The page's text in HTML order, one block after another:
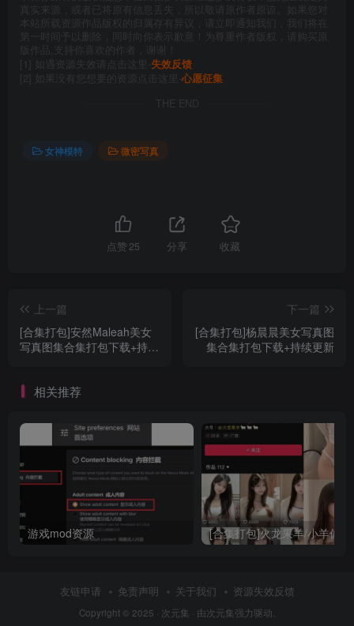
真实来源，或者已将原有信息丢失，所以敬请原作者原谅。如果您对
本站所载资源作品版权的归属存有异议，请立即通知我们，我们将在
第一时间予以删除，同时向你表示歉意！为尊重作者版权，请购买原
版作品,支持你喜欢的作者，谢谢！
[1] 如遇资源失效请点击这里-失效反馈
[2] 如果没有您想要的资源点击这里-心愿征集
THE END
女神模特 微密写真
点赞25 分享 收藏
上一篇
[合集打包]安然Maleah美女
写真图集合集打包下载+持续
下一篇
[合集打包]杨晨晨美女写真图
集合集打包下载+持续更新
相关推荐
游戏mod资源
友链申请 免责声明 关于我们 资源失效反馈
Copyright © 2025 · 次元集 · 由次元集强力驱动.